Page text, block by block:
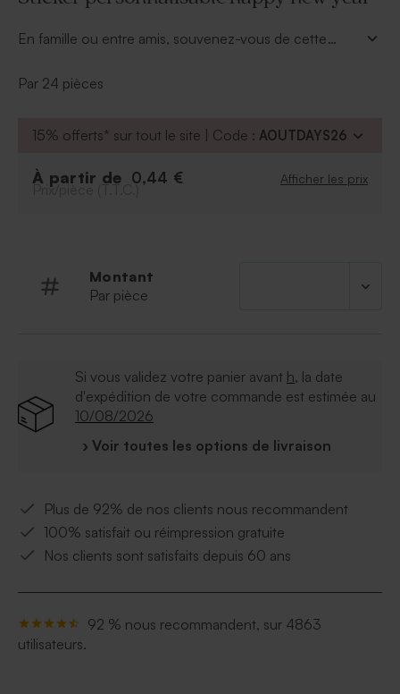
En famille ou entre amis, souvenez-vous de cette
personnalisés. À coller sur les supports de votre choix,
personnaliser, laissez libre cours à votre inspiration. Ce
Par 24 pièces
15% offerts* sur tout le site | Code : AOUTDAYS26
À partir de 0,44 € Afficher les prix
Prix/pièce (T.T.C.)
Montant
Par pièce
Si vous validez votre panier avant h, la date
d'expédition de votre commande est estimée au
10/08/2026
› Voir toutes les options de livraison
Plus de 92% de nos clients nous recommandent
100% satisfait ou réimpression gratuite
Nos clients sont satisfaits depuis 60 ans
92 % nous recommandent, sur 4863
utilisateurs.